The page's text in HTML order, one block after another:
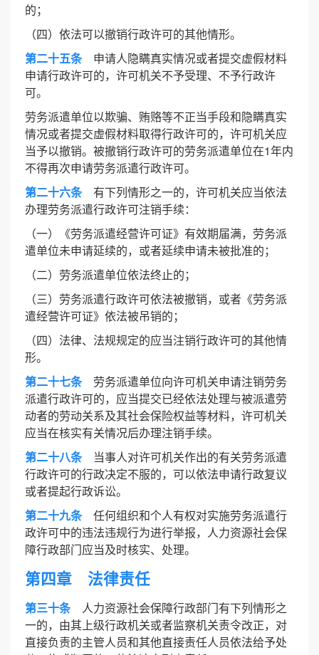
的；
（四）依法可以撤销行政许可的其他情形。
第二十五条申请人隐瞒真实情况或者提交虚假材料
申请行政许可的，许可机关不予受理、不予行政许
可。
劳务派遣单位以欺骗、贿赂等不正当手段和隐瞒真实
情况或者提交虚假材料取得行政许可的，许可机关应
当予以撤销。被撤销行政许可的劳务派遣单位在1年内
不得再次申请劳务派遣行政许可。
第二十六条有下列情形之一的，许可机关应当依法
办理劳务派遣行政许可注销手续：
（一）《劳务派遣经营许可证》有效期届满，劳务派
遣单位未申请延续的，或者延续申请未被批准的；
（二）劳务派遣单位依法终止的；
（三）劳务派遣行政许可依法被撤销，或者《劳务派
遣经营许可证》依法被吊销的；
（四）法律、法规规定的应当注销行政许可的其他情
形。
第二十七条劳务派遣单位向许可机关申请注销劳务
派遣行政许可的，应当提交已经依法处理与被派遣劳
动者的劳动关系及其社会保险权益等材料，许可机关
应当在核实有关情况后办理注销手续。
第二十八条当事人对许可机关作出的有关劳务派遣
行政许可的行政决定不服的，可以依法申请行政复议
或者提起行政诉讼。
第二十九条任何组织和个人有权对实施劳务派遣行
政许可中的违法违规行为进行举报，人力资源社会保
障行政部门应当及时核实、处理。
第四章 法律责任
第三十条人力资源社会保障行政部门有下列情形之
一的，由其上级行政机关或者监察机关责令改正，对
直接负责的主管人员和其他直接责任人员依法给予处